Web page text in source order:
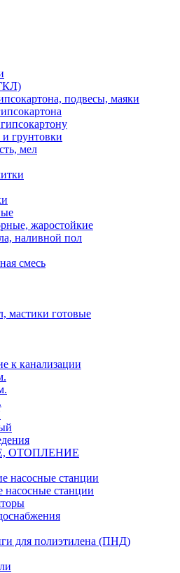
подвесы, маяки
грунтовки
мел
жаростойкие
наливной пол
смесь
мастики готовые
к канализации
ОТОПЛЕНИЕ
насосные станции
насосные станции
для полиэтилена (ПНД)